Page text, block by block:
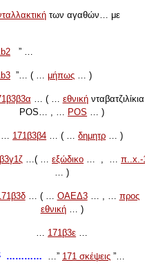
των αγαθών… με
” …
”… ( … μήπως … )
… ( … εθνικήνταβατζιλίκια
POS… , … POS … )
… 171β3β4 … ( …δημητρ … )
…( …εξώδικο … , …π..x.-
… )
… ( … ΟΑΕΔ3… , … προς
εθνική… )
… 171β3ε …
………… …” 171 σκέψεις ”…